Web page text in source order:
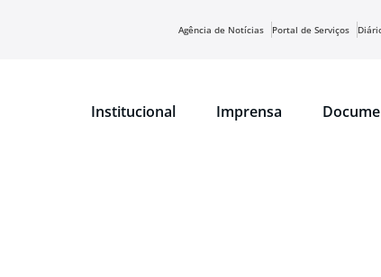
Agência de Notícias Portal de Serviços
Institucional Imprensa